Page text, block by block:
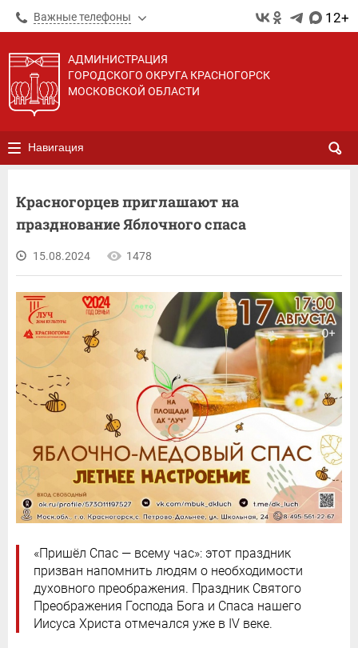
Важные телефоны 12+
АДМИНИСТРАЦИЯ
ГОРОДСКОГО ОКРУГА КРАСНОГОРСК
МОСКОВСКОЙ ОБЛАСТИ
Навигация
Красногорцев приглашают на
празднование Яблочного спаса
15.08.2024 1478
«Пришёл Спас — всему час»: этот праздник
призван напомнить людям о необходимости
духовного преображения. Праздник Святого
Преображения Господа Бога и Спаса нашего
Иисуса Христа отмечался уже в IV веке.